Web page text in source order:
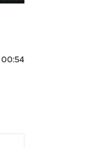
00:54